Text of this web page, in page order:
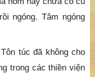
ngóng. Tâm ngóng
túc đã không cho
trong các thiền viện